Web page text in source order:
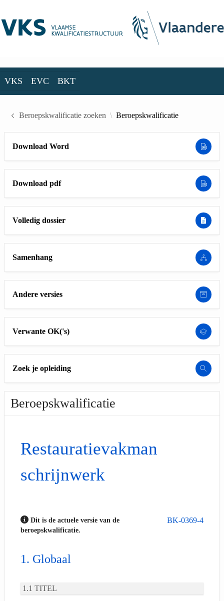
VKS EVC BKT
Beroepskwalificatie zoeken Beroepskwalificatie
Download Word
Download pdf
Volledig dossier
Samenhang
Andere versies
Verwante OK('s)
Zoek je opleiding
Beroepskwalificatie
Restauratievakman
schrijnwerk
BK-0369-4
Dit is de actuele versie van de
beroepskwalificatie.
Globaal
TITEL